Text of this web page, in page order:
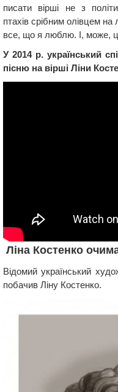
писати вірші не з
птахів срібним олівцем
все, що я люблю. І, може,
У 2014 р. український
пісню на вірші Ліни
Ліна Костенко
Відомий український
побачив Ліну Костенко.